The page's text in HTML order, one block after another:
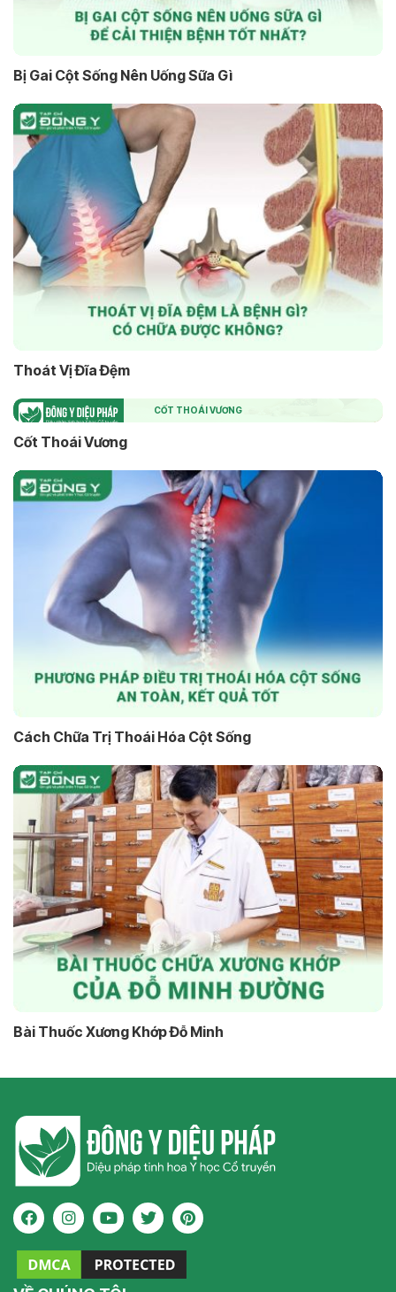
Bị Gai Cột Sống Nên Uống Sữa Gì
Thoát Vị Đĩa Đệm
CỐT THOÁI VƯƠNG
Cốt Thoái Vương
Cách Chữa Trị Thoái Hóa Cột Sống
Bài Thuốc Xương Khớp Đỗ Minh